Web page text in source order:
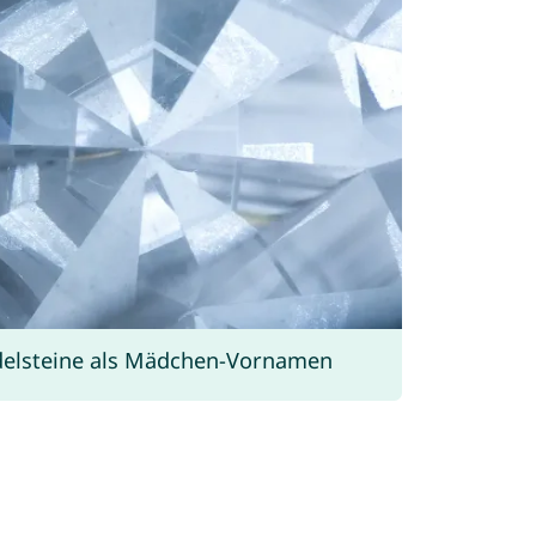
als Mädchen-Vornamen